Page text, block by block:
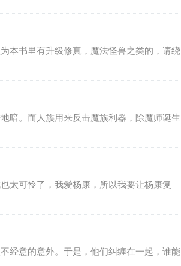
本书里有升级修真，魔法怪兽之类的，请绕
暗。而人族用来反击魔族利器，除魔师诞生
太可怜了，我爱杨康，所以我要让杨康复
经意的意外。于是，他们纠缠在一起，谁能